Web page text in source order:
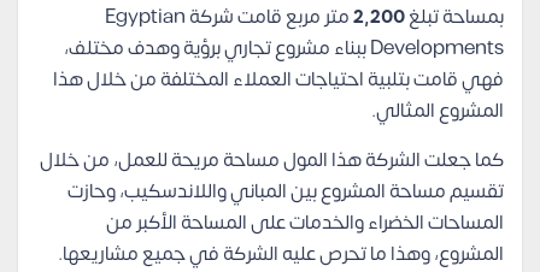
بمساحة تبلغ2,200
متر مربع قامت شركة Egyptian
Developments ببناء مشروع تجاري برؤية وهدف مختلف،
فهي قامت بتلبية احتياجات العملاء المختلفة من خلال هذا
المشروع المثالي.
كما جعلت الشركة هذا المول مساحة مريحة للعمل، من خلال
تقسيم مساحة المشروع بين المباني واللاندسكيب، وحازت
المساحات الخضراء والخدمات على المساحة الأكبر من
المشروع، وهذا ما تحرص عليه الشركة في جميع مشاريعها.